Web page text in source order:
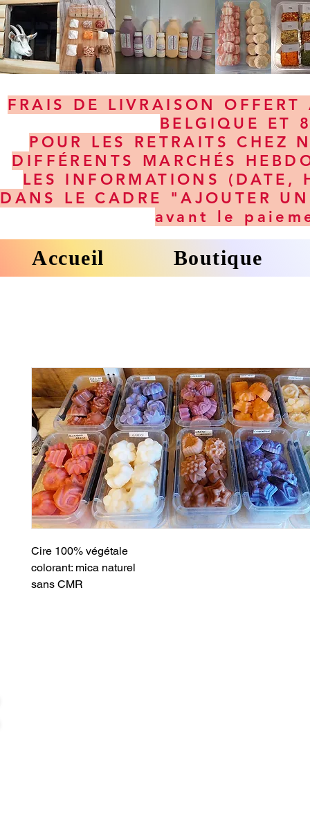
FRAIS DE LIVRAISON
BELGIQUE ET
POUR LES RETRAITS
DIFFÉRENTS MARCHÉS
LES INFORMATIONS (DATE,
DANS LE CADRE "AJOUTER
avant le
Accueil Boutique
Cire 100% végétale
colorant: mica naturel
sans CMR